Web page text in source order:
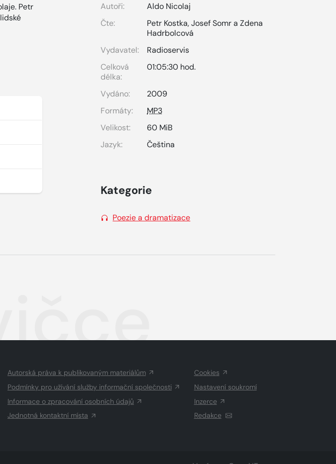
Petr
Autoři:
Aldo Nicolaj
Čte:
Petr Kostka,Josef Somr a Zdena
Hadrbolcová
Vydavatel:
Radioservis
Celková
délka:
01:05:30 hod.
Vydáno:
2009
Formáty:
MP3
Velikost:
60 MiB
Jazyk:
Čeština
Kategorie
Poezie a dramatizace
Autorská práva k publikovaným materiálům
Podmínky pro užívání služby informační společnosti
Informace o zpracování osobních údajů
Jednotná kontaktní místa
Cookies
Nastavení soukromí
Inzerce
Redakce